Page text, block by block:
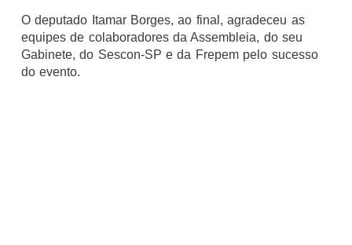
O deputado Itamar Borges, ao final, agradeceu as
equipes de colaboradores da Assembleia, do seu
Gabinete, do Sescon-SP e da Frepem pelo sucesso
do evento.